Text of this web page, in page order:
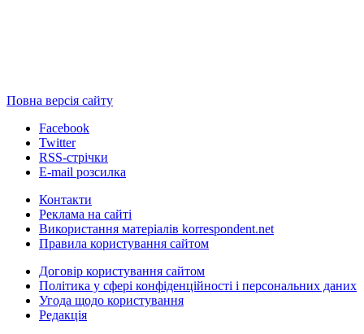
Повна версія сайту
Facebook
Twitter
RSS-стрічки
E-mail розсилка
Контакти
Реклама на сайті
Використання матеріалів korrespondent.net
Правила користування сайтом
Договір користування сайтом
Політика у сфері конфіденційності і персональних даних
Угода щодо користування
Редакція